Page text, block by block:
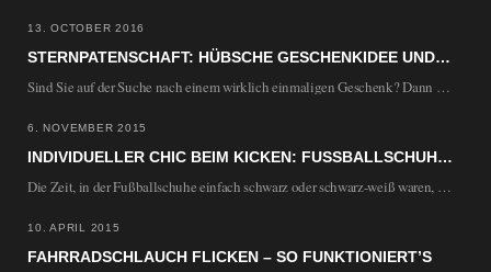
13. OCTOBER 2016
STERNPATENSCHAFT: HÜBSCHE GESCHENKIDEE UND SPENDE FÜR DIE WISSENSCHAFT
Sind Sie auf der Suche nach einem wirklich einmaligen Geschenk? Dann könnte eine Sternpatenschaft die…
6. NOVEMBER 2015
INDIVIDUELLER CHIC BEIM KICKEN: FUSSBALLSCHUHE SELBST DESIGNEN
Die Zeit, in der Fußballschuhe einfach schwarz oder schwarz-weiß waren, ist lange vorbei. Heute sind…
10. APRIL 2015
FAHRRADSCHLAUCH FLICKEN – SO FUNKTIONIERT’S